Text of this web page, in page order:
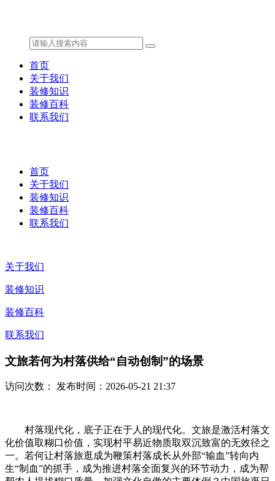
首页
关于我们
装修知识
装修百科
联系我们
首页
关于我们
装修知识
装修百科
联系我们
关于我们
装修知识
装修百科
联系我们
文旅若何为村落供给“自动创制”的场景
访问次数： 发布时间：2026-05-21 21:37
村落现代化，底子正在于人的现代化。文旅是激活村落文
化价值取糊口价值，实现村平易近物质取双沉致富的无效径之
一。若何让村落旅逛成为鞭策村落成长从外部“输血”转向内
生“制血”的抓手，成为推进村落全面复兴的环节动力，成为帮